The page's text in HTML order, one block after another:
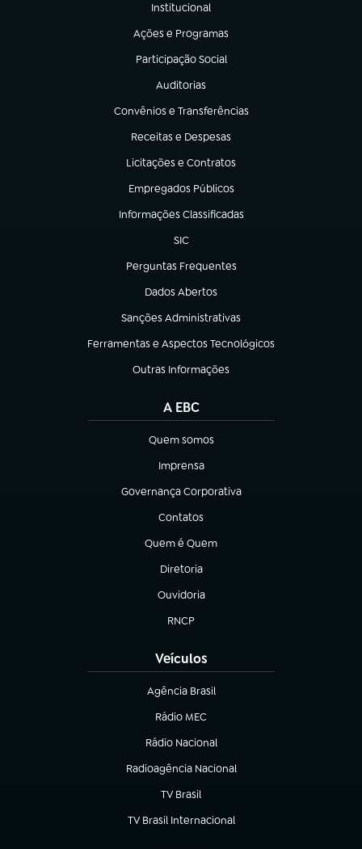
Institucional
(abre em nova aba)
Ações e Programas
(abre em nova aba)
Participação Social
(abre em nova aba)
Auditorias
(abre em nova aba)
Convênios e Transferências
(abre em nova aba)
Receitas e Despesas
(abre em nova aba)
Licitações e Contratos
(abre em nova aba)
Empregados Públicos
(abre em nova aba)
Informações Classificadas
(abre em nova aba)
SIC
(abre em nova aba)
Perguntas Frequentes
(abre em nova aba)
Dados Abertos
(abre em nova aba)
Sanções Administrativas
(abre em nova aba)
Ferramentas e Aspectos Tecnológicos
(abre em nova aba)
Outras Informações
(abre em nova aba)
A EBC
Quem somos
(abre em nova aba)
Imprensa
(abre em nova aba)
Governança Corporativa
(abre em nova aba)
Contatos
(abre em nova aba)
Quem é Quem
(abre em nova aba)
Diretoria
(abre em nova aba)
Ouvidoria
(abre em nova aba)
RNCP
(abre em nova aba)
Veículos
Agência Brasil
(abre em nova aba)
Rádio MEC
(abre em nova aba)
Rádio Nacional
Radioagência Nacional
(abre em nova aba)
TV Brasil
(abre em nova aba)
TV Brasil Internacional
(abre em nova aba)